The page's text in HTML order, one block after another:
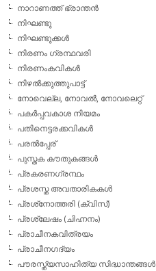
നാറാണത്ത് ഭ്രാന്തന്‍
നിഘണ്ടു
നിഘണ്ടുക്കള്‍
നിരണം ഗ്രന്ഥവരി
നിരണംകവികള്‍
നിഴല്‍ക്കുത്തുപാട്ട്
നോവെല്ല, നോവല്‍, നോവലെറ്റ്
പകര്‍പ്പവകാശ നിയമം
പതിനെട്ടരക്കവികള്‍
പരല്‍പ്പേര്
പുസ്തക കൗതുകങ്ങള്‍
പ്രകരണഗ്രന്ഥം
പ്രശസ്ത അവതാരികകള്‍
പ്രശ്‌നോത്തരി (ക്വിസ്)
പ്രശ്ലേഷം (ചിഹ്നനം)
പ്രാചീനകവിത്രയം
പ്രാചീനഗദ്യം
പൗരസ്ത്യസാഹിത്യ സിദ്ധാന്തങ്ങള്‍